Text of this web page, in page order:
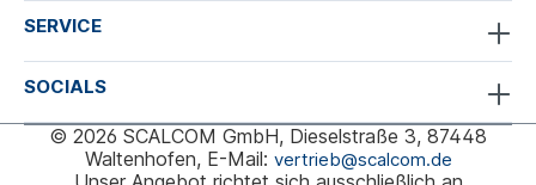
SERVICE
SOCIALS
© 2026 SCALCOM GmbH, Dieselstraße 3, 87448
Waltenhofen, E-Mail: vertrieb@scalcom.de